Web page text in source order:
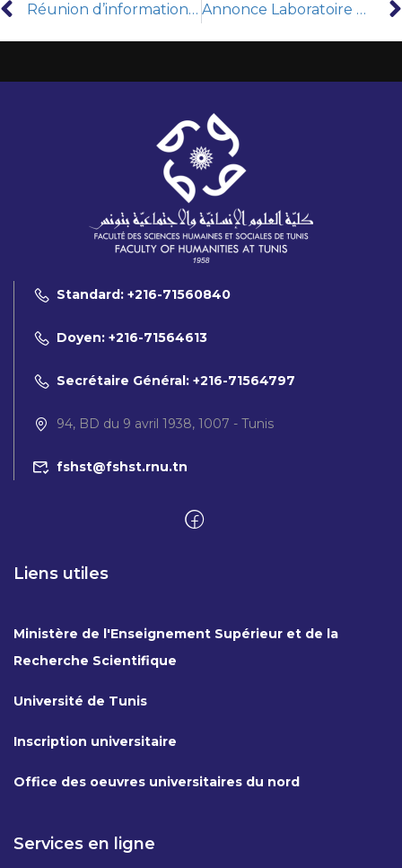
Réunion d’information et prise de contact avec les étudiants L1 Département d’Arabe Annonce Laboratoire de recherche Diraset
Standard: +216-71560840
Doyen: +216-71564613
Secrétaire Général: +216-71564797
94, BD du 9 avril 1938, 1007 - Tunis
fshst@fshst.rnu.tn
Liens utiles
Ministère de l'Enseignement Supérieur et de la
Recherche Scientifique
Université de Tunis
Inscription universitaire
Office des oeuvres universitaires du nord
Services en ligne